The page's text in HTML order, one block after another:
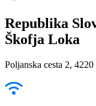
Republika
Škofja Loka
Poljanska cesta 2,